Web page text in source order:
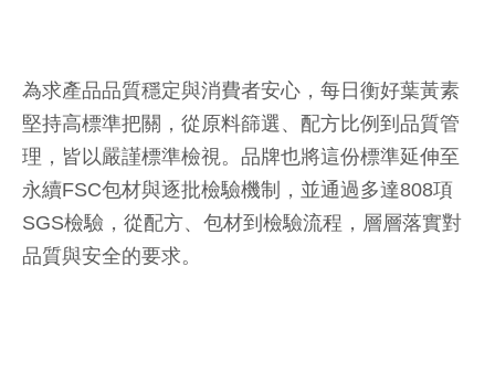
為求產品品質穩定與消費者安心，每日衡好葉黃素
堅持高標準把關，從原料篩選、配方比例到品質管
理，皆以嚴謹標準檢視。品牌也將這份標準延伸至
永續FSC包材與逐批檢驗機制，並通過多達808項
SGS檢驗，從配方、包材到檢驗流程，層層落實對
品質與安全的要求。